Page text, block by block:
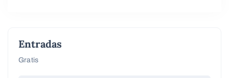
Entradas
Gratis